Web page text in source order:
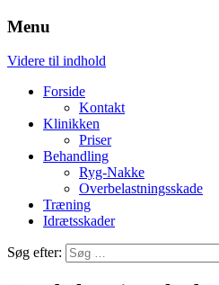
Damsgaard
Menu
Videre til indhold
Forside
Kontakt
Klinikken
Priser
Behandling
Ryg-Nakke
Overbelastningsskade
Træning
Idrætsskader
Søg efter: